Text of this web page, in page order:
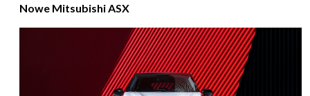
Nowe Mitsubishi ASX